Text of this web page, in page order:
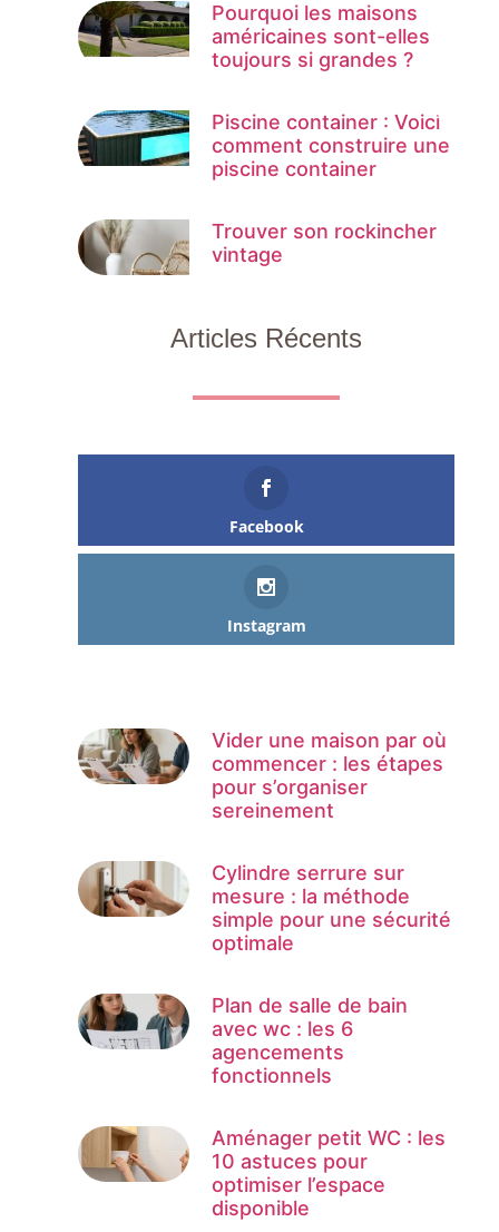
Pourquoi les maisons
américaines sont-elles
toujours si grandes ?
Piscine container : Voici
comment construire une
piscine container
Trouver son rockincher
vintage
Articles Récents
Facebook
Instagram
Vider une maison par où
commencer : les étapes
pour s’organiser
sereinement
Cylindre serrure sur
mesure : la méthode
simple pour une sécurité
optimale
Plan de salle de bain
avec wc : les 6
agencements
fonctionnels
Aménager petit WC : les
10 astuces pour
optimiser l’espace
disponible